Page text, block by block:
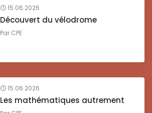
15.06.2026
Découvert du vélodrome
Par CPE
15.06.2026
Les mathématiques autrement